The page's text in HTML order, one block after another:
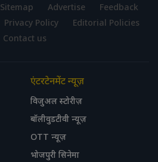
Sitemap Advertise
Feedback
Privacy Policy
Editorial Policies
Contact us
एंटरटेनमेंट न्यूज़
विजुअल स्टोरीज़
बॉलीवुडटीवी न्यूज़
OTT न्यूज़
भोजपुरी सिनेमा